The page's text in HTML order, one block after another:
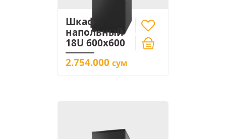
Шкаф
напольный
18U 600x600
2.754.000 сум